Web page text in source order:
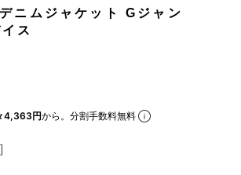
ニムジャケット Gジャン
ス
4,363円から。分割手数料無料